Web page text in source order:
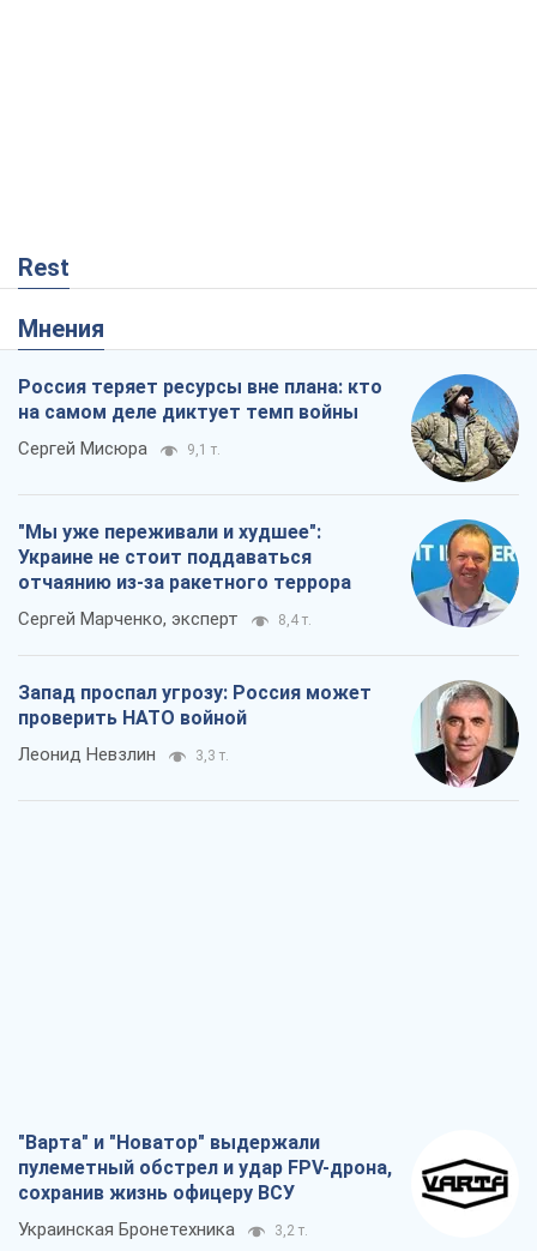
Rest
Мнения
Россия теряет ресурсы вне плана: кто
на самом деле диктует темп войны
Сергей Мисюра 9,1 т.
"Мы уже переживали и худшее":
Украине не стоит поддаваться
отчаянию из-за ракетного террора
Сергей Марченко, эксперт 8,4 т.
Запад проспал угрозу: Россия может
проверить НАТО войной
Леонид Невзлин 3,3 т.
"Варта" и "Новатор" выдержали
пулеметный обстрел и удар FPV-дрона,
сохранив жизнь офицеру ВСУ
Украинская Бронетехника 3,2 т.